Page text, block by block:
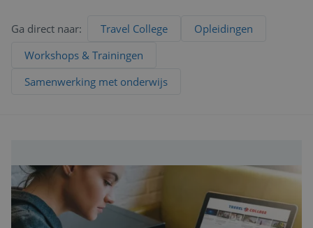
Ga direct naar: Travel College
Opleidingen
Workshops & Trainingen
Samenwerking met onderwijs